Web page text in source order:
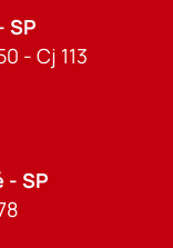
SP
- Cj 113
- SP